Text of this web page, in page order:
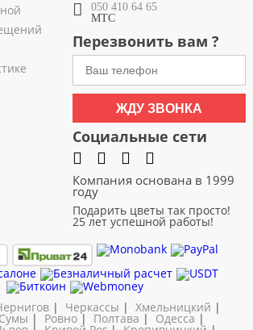
050 410 64 65
МТС
Перезвонить вам ?
ЖДУ ЗВОНКА
Социальные сети
Компания основана в 1999
году
Подарить цветы так просто!
25 лет успешной работы!
| Черкассы | Хмельницкий |
Сумы | Ровно | Полтава | Одесса |